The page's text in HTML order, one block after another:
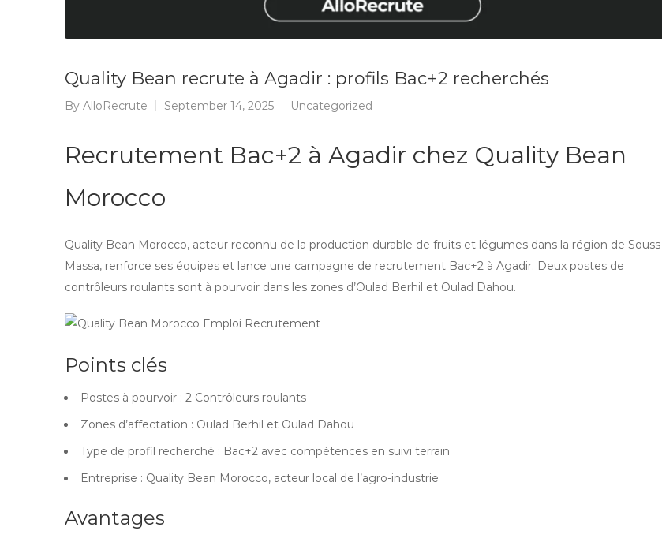
Quality Bean recrute à Agadir : profils Bac+2 recherchés
By AlloRecrute September 14, 2025 Uncategorized
Recrutement Bac+2 à Agadir chez Quality Bean
Morocco
Quality Bean Morocco, acteur reconnu de la production durable de fruits et légumes dans la région de Souss
Massa, renforce ses équipes et lance une campagne de recrutement Bac+2 à Agadir. Deux postes de
contrôleurs roulants sont à pourvoir dans les zones d’Oulad Berhil et Oulad Dahou.
Points clés
Postes à pourvoir : 2 Contrôleurs roulants
Zones d’affectation : Oulad Berhil et Oulad Dahou
Type de profil recherché : Bac+2 avec compétences en suivi terrain
Entreprise : Quality Bean Morocco, acteur local de l’agro-industrie
Avantages